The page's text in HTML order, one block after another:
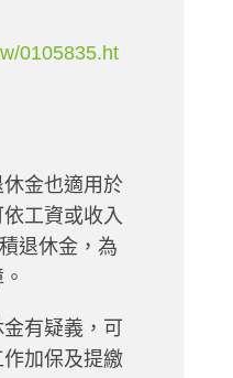
0105835.ht
金也適用於
工資或收入
退休金，為
有疑義，可
加保及提繳